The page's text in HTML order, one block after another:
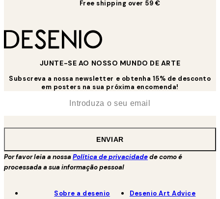
Free shipping over 59 €
JUNTE-SE AO NOSSO MUNDO DE ARTE
Subscreva a nossa newsletter e obtenha 15% de desconto
em posters na sua próxima encomenda!
ENVIAR
Por favor leia a nossaPolítica de privacidadede como é
processada a sua informação pessoal
Sobre a desenio
Desenio Art Advice